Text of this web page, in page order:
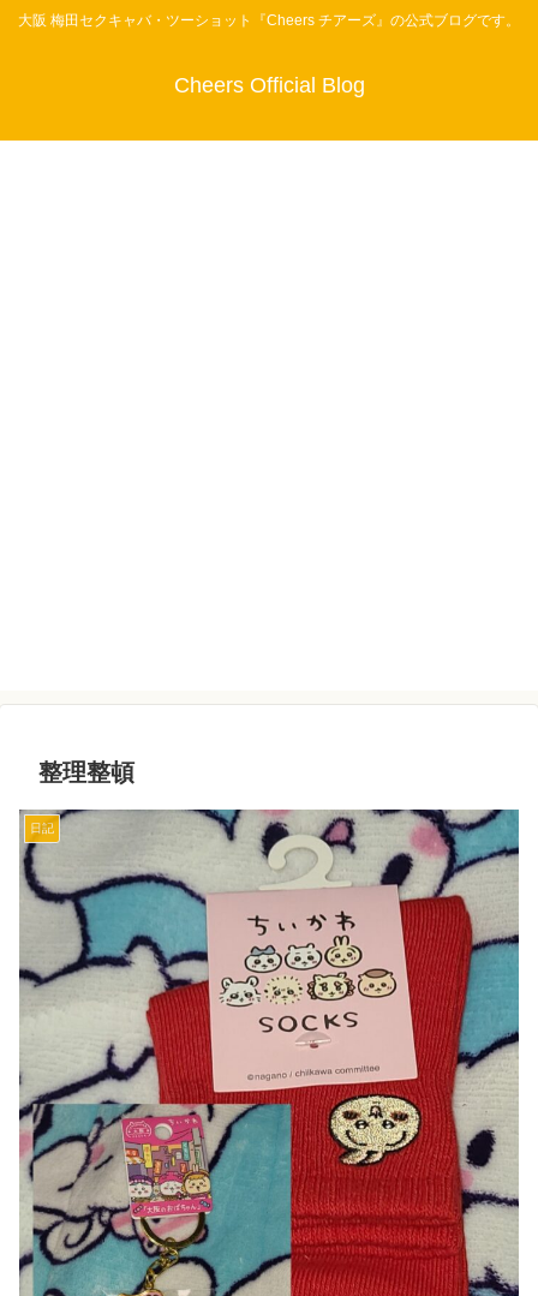
大阪 梅田セクキャバ・ツーショット『Cheers チアーズ』の公式ブログです。
Cheers Official Blog
整理整頓
日記